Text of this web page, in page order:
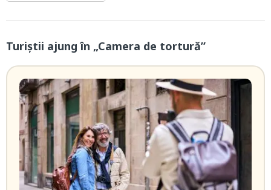
Turiștii ajung în „Camera de tortură”